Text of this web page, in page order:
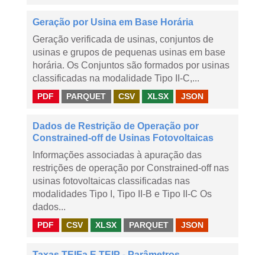
Geração por Usina em Base Horária
Geração verificada de usinas, conjuntos de
usinas e grupos de pequenas usinas em base
horária. Os Conjuntos são formados por usinas
classificadas na modalidade Tipo II-C,...
PDF PARQUET CSV XLSX JSON
Dados de Restrição de Operação por
Constrained-off de Usinas Fotovoltaicas
Informações associadas à apuração das
restrições de operação por Constrained-off nas
usinas fotovoltaicas classificadas nas
modalidades Tipo I, Tipo II-B e Tipo II-C Os
dados...
PDF CSV XLSX PARQUET JSON